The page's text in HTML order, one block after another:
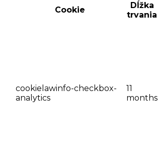
Cookie
Dĺžka
trvania
cookielawinfo-checkbox-
analytics
11
months